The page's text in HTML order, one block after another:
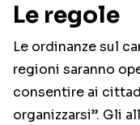
Le regole
Le ordinanze sul
regioni saranno
consentire ai
organizzarsi”. Gli